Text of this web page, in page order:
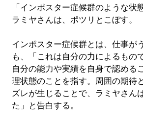
「インポスター症候群のような状
ラミヤさんは、ポツリとこぼす。
インポスター症候群とは、仕事が
も、「これは自分の力によるもの
自分の能力や実績を自身で認める
理状態のことを指す。周囲の期待
ズレが生じることで、ラミヤさん
た」と告白する。